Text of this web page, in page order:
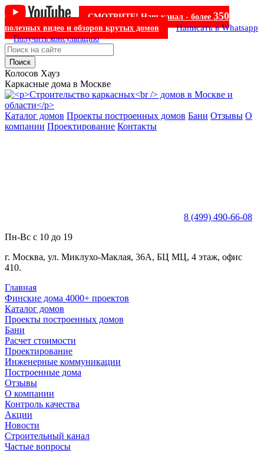
СМОТРИТЕ! Наш канал - более350
полезных видео и обзоров крутых домов Написать в Whatsapp
Получить консультацию
Поиск
Колосов Хауз
Каркасные дома в Москве
Каталог домов Проекты построенных домов Бани Отзывы О
компании Проектирование Контакты
8 (499) 490-66-08
Пн-Вс с 10 до 19
г. Москва, ул. Миклухо-Маклая, 36А, БЦ МЦ, 4 этаж, офис
410.
Главная
Финские дома 4000+ проектов
Каталог домов
Проекты построенных домов
Бани
Расчет стоимости
Проектирование
Инженерные коммуникации
Построенные дома
Отзывы
О компании
Контроль качества
Акции
Новости
Строительный канал
Частые вопросы